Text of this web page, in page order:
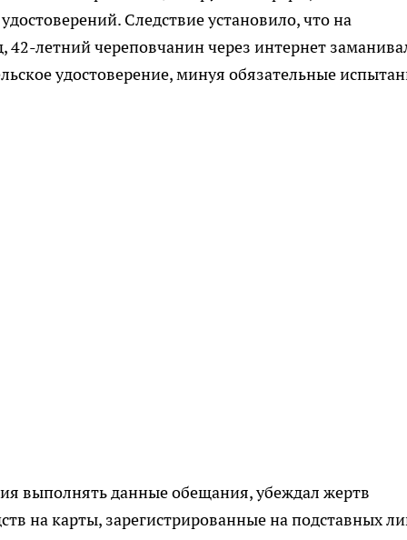
Следствие установило, что на
42-летний череповчанин через интернет
удостоверение, минуя обязательные
выполнять данные обещания, убеждал жертв
на карты, зарегистрированные на подставных